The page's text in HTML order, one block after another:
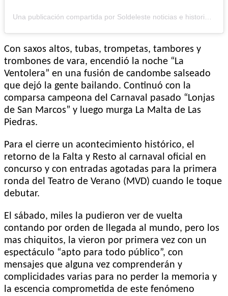
Con saxos altos, tubas, trompetas, tambores y
trombones de vara, encendió la noche “La
Ventolera” en una fusión de candombe salseado
que dejó la gente bailando. Continuó con la
comparsa campeona del Carnaval pasado “Lonjas
de San Marcos” y luego murga La Malta de Las
Piedras.
Para el cierre un acontecimiento histórico, el
retorno de la Falta y Resto al carnaval oficial en
concurso y con entradas agotadas para la primera
ronda del Teatro de Verano (MVD) cuando le toque
debutar.
El sábado, miles la pudieron ver de vuelta
contando por orden de llegada al mundo, pero los
mas chiquitos, la vieron por primera vez con un
espectáculo “apto para todo público”, con
mensajes que alguna vez comprenderán y
complicidades varias para no perder la memoria y
la escencia comprometida de este fenómeno